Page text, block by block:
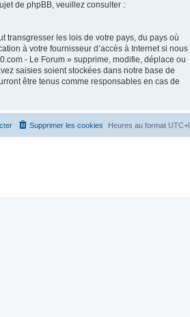
de phpBB, veuillez consulter :
transgresser les lois de votre pays, du pays où
à votre fournisseur d’accès à Internet si nous
- Le Forum » supprime, modifie, déplace ou
saisies soient stockées dans notre base de
être tenus comme responsables en cas de
Heures au format
Supprimer les cookies